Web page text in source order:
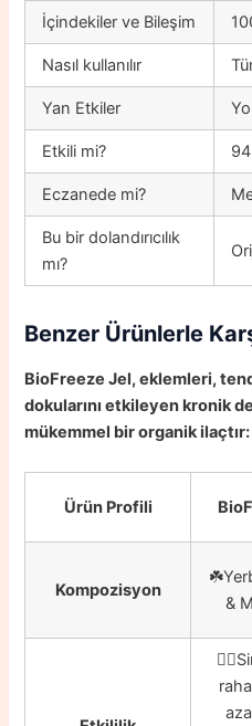
İçindekiler ve Bileşim
Nasıl kullanılır
Yan Etkiler
Etkili mi?
Eczanede mi?
Bu bir dolandırıcılık
mı?
Benzer Ürünlerle
BioFreeze Jel, eklemleri,
dokularını etkileyen kronik
mükemmel bir organik ilaçtır:
Ürün Profili
Kompozisyon
&